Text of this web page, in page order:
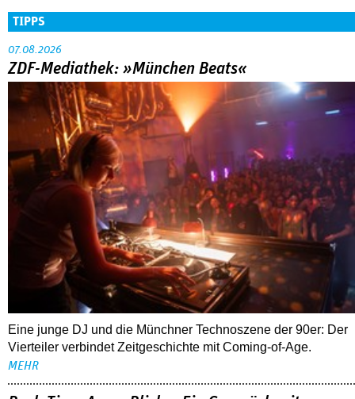
Eine junge DJ und die Münchner Technoszene der 90er: Der
Vierteiler verbindet Zeitgeschichte mit Coming-of-Age.
Buch-Tipp: AugenBlick – Ein Gespräch mit
Dominik Graf
arte-Mediathek: »Die Welt braucht mehr
Zauberer«